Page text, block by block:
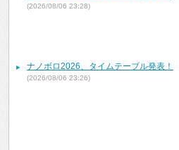
(2026/08/06 23:28)
ナノボロ2026、タイムテーブル発表！
(2026/08/06 23:26)